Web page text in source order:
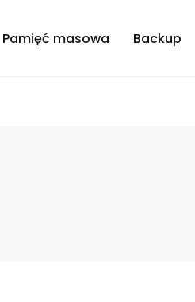
Pamięć masowa Backup